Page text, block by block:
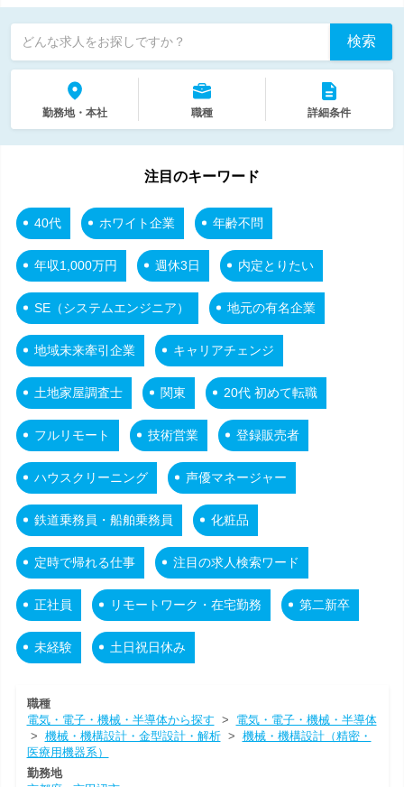
どんな求人をお探しですか？ 検索
勤務地・本社 職種 詳細条件
注目のキーワード
40代 ホワイト企業 年齢不問
年収1,000万円 週休3日 内定とりたい
SE（システムエンジニア） 地元の有名企業
地域未来牽引企業 キャリアチェンジ
土地家屋調査士 関東 20代 初めて転職
フルリモート 技術営業 登録販売者
ハウスクリーニング 声優マネージャー
鉄道乗務員・船舶乗務員 化粧品
定時で帰れる仕事 注目の求人検索ワード
正社員 リモートワーク・在宅勤務 第二新卒
未経験 土日祝日休み
職種
電気・電子・機械・半導体から探す > 電気・電子・機械・半導体
> 機械・機構設計・金型設計・解析> 機械・機構設計（精密・
医療用機器系）
勤務地